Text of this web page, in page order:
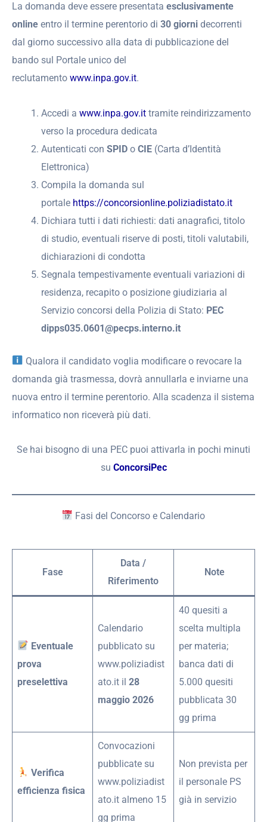
La domanda deve essere presentata esclusivamente
online entro il termine perentorio di 30 giorni decorrenti
dal giorno successivo alla data di pubblicazione del
bando sul Portale unico del
reclutamento www.inpa.gov.it.
Accedi awww.inpa.gov.it tramite reindirizzamento
verso la procedura dedicata
Autenticati conSPID oCIE (Carta d’Identità
Elettronica)
Compila la domanda sul
portale https://concorsionline.poliziadistato.it
Dichiara tutti i dati richiesti: dati anagrafici, titolo
di studio, eventuali riserve di posti, titoli valutabili,
dichiarazioni di condotta
Segnala tempestivamente eventuali variazioni di
residenza, recapito o posizione giudiziaria al
Servizio concorsi della Polizia di Stato: PEC
dipps035.0601@pecps.interno.it
Qualora il candidato voglia modificare o revocare la
domanda già trasmessa, dovrà annullarla e inviarne una
nuova entro il termine perentorio. Alla scadenza il sistema
informatico non riceverà più dati.
Se hai bisogno di una PEC puoi attivarla in pochi minuti
su ConcorsiPec
Fasi del Concorso e Calendario
Fase
Data /
Riferimento
Note
Eventuale
prova
preselettiva
Calendario
pubblicato su
www.poliziadist
ato.it il28
maggio 2026
40 quesiti a
scelta multipla
per materia;
banca dati di
5.000 quesiti
pubblicata 30
gg prima
Verifica
efficienza fisica
Convocazioni
pubblicate su
www.poliziadist
ato.it almeno 15
gg prima
Non prevista per
il personale PS
già in servizio